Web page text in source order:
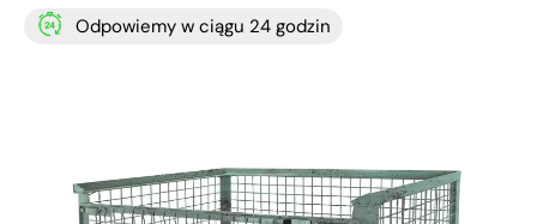
Odpowiemy w ciągu 24 godzin